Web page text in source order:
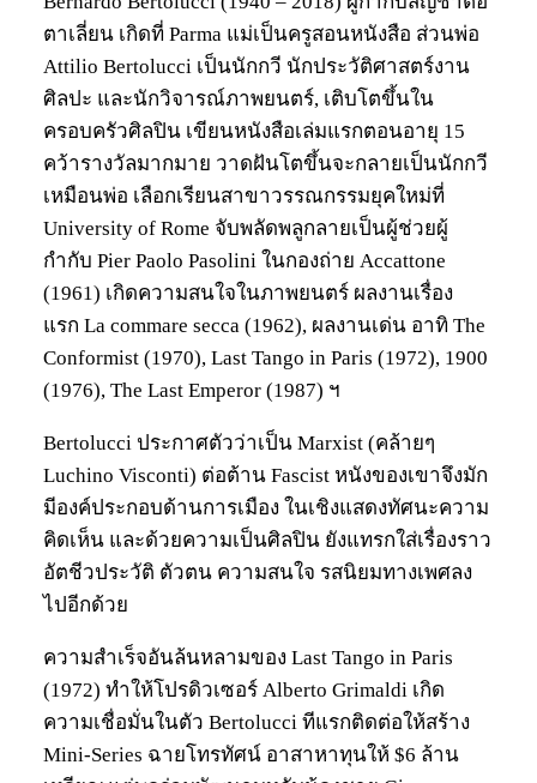
ตาเลี่ยน เกิดที่ Parma แม่เป็นครูสอนหนังสือ ส่วนพ่อ
Attilio Bertolucci เป็นนักกวี นักประวัติศาสตร์งาน
ศิลปะ และนักวิจารณ์ภาพยนตร์, เติบโตขึ้นใน
ครอบครัวศิลปิน เขียนหนังสือเล่มแรกตอนอายุ 15
คว้ารางวัลมากมาย วาดฝันโตขึ้นจะกลายเป็นนักกวี
เหมือนพ่อ เลือกเรียนสาขาวรรณกรรมยุคใหม่ที่
University of Rome จับพลัดพลูกลายเป็นผู้ช่วยผู้
กำกับ Pier Paolo Pasolini ในกองถ่าย Accattone
(1961) เกิดความสนใจในภาพยนตร์ ผลงานเรื่อง
แรก La commare secca (1962), ผลงานเด่น อาทิ The
Conformist (1970), Last Tango in Paris (1972), 1900
(1976), The Last Emperor (1987) ฯ
Bertolucci ประกาศตัวว่าเป็น Marxist (คล้ายๆ
Luchino Visconti) ต่อต้าน Fascist หนังของเขาจึงมัก
มีองค์ประกอบด้านการเมือง ในเชิงแสดงทัศนะความ
คิดเห็น และด้วยความเป็นศิลปิน ยังแทรกใส่เรื่องราว
อัตชีวประวัติ ตัวตน ความสนใจ รสนิยมทางเพศลง
ไปอีกด้วย
ความสำเร็จอันล้นหลามของ Last Tango in Paris
(1972) ทำให้โปรดิวเซอร์ Alberto Grimaldi เกิด
ความเชื่อมั่นในตัว Bertolucci ทีแรกติดต่อให้สร้าง
Mini-Series ฉายโทรทัศน์ อาสาหาทุนให้ $6 ล้าน